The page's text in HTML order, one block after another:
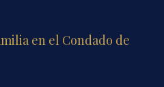
en el Condado de